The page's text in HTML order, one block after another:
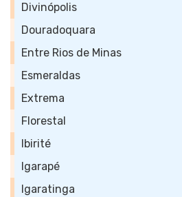
Divinópolis
Douradoquara
Entre Rios de Minas
Esmeraldas
Extrema
Florestal
Ibirité
Igarapé
Igaratinga